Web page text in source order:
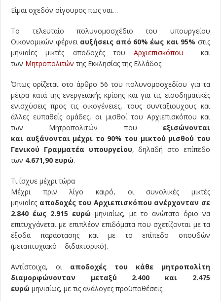
Είμαι σχεδόν σίγουρος πως ναι…
Το τελευταίο πολυνομοσχέδιο του υπουργείου
Οικονομικών φέρνει αυξήσεις από 60% έως και 95% στις
μηνιαίες μικτές αποδοχές τουΑρχιεπισκόπου και
των Μητροπολιτών της Εκκλησίας της Ελλάδος.
Όπως ορίζεται στο άρθρο 56 του πολυνομοσχεδίου για τα
μέτρα κατά της ενεργειακής κρίσης και για τις εισοδηματικές
ενισχύσεις προς τις οικογένειες, τους συνταξιουχους και
άλλες ευπαθείς ομάδες, οι μισθοί του Αρχιεπισκόπου και
των Μητροπολιτών που εξισώνονται
και αυξάνονται μέχρι το 90% του μικτού μισθού του
Γενικού Γραμματέα υπουργείου, δηλαδή στο επίπεδο
των 4.671,90 ευρώ.
Τι ίσχυε μέχρι τώρα
Μέχρι πριν λίγο καιρό, οι συνολικές μικτές
μηνιαίες αποδοχές του Αρχιεπισκόπου ανέρχονταν σε
2.840 έως 2.915 ευρώ μηνιαίως, με το ανώτατο όριο να
επιτυχγάνεται με επιπλέον επιδόματα που σχετίζονται με τα
έξοδα παράστασης και με το επίπεδο σπουδών
(μεταπτυχιακό – διδακτορικό).
Αντίστοιχα, οι αποδοχές του κάθε μητροπολίτη
διαμορφώνονταν μεταξύ 2.400 και 2.475
ευρώ μηνιαίως, με τις ανάλογες προϋποθέσεις.